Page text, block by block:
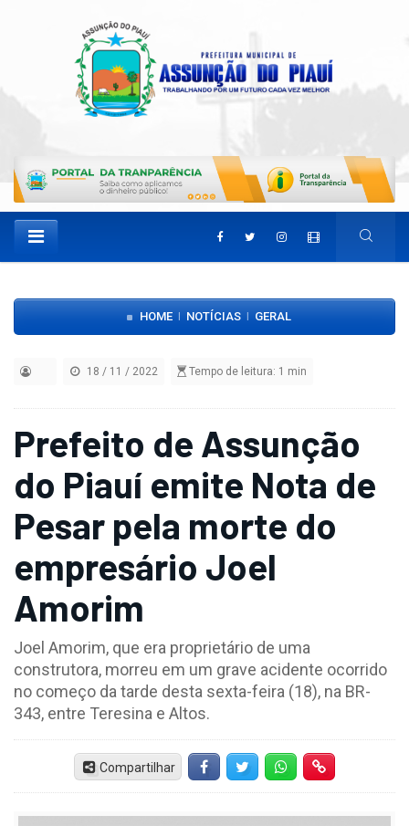
HOME NOTÍCIAS GERAL
18 / 11 / 2022 Tempo de leitura: 1 min
Prefeito de Assunção
do Piauí emite Nota de
Pesar pela morte do
empresário Joel
Amorim
Joel Amorim, que era proprietário de uma
construtora, morreu em um grave acidente ocorrido
no começo da tarde desta sexta-feira (18), na BR-
343, entre Teresina e Altos.
Compartilhar FacebookTwitter Whatsapp